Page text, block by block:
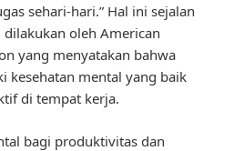
sehari-hari.” Hal ini sejalan
oleh American
yang menyatakan bahwa
kesehatan mental yang baik
di tempat kerja.
bagi produktivitas dan